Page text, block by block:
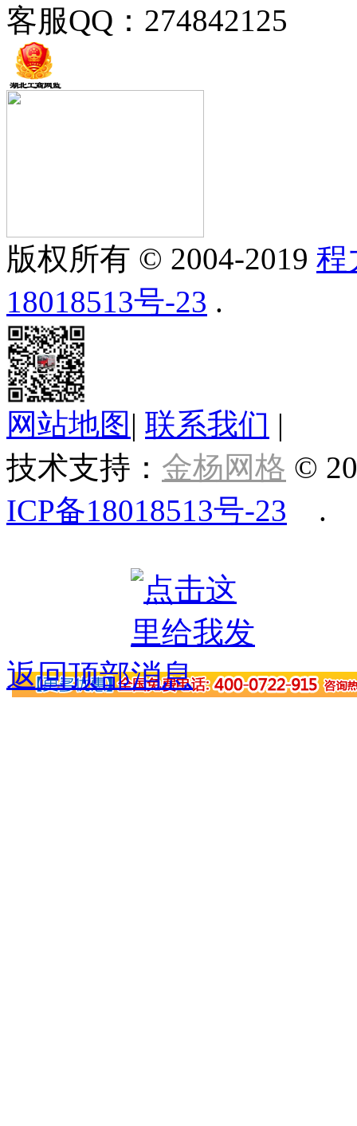
客服QQ：274842125
版权所有 © 2004-2019 程
18018513号-23 .
网站地图 | 联系我们 |
技术支持： 金杨网格 ©
ICP备18018513号-23 .
返回顶部